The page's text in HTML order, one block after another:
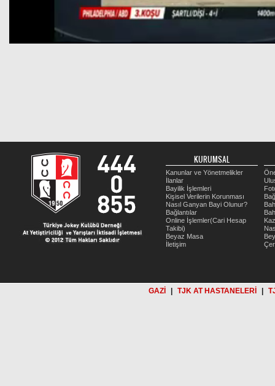
KURUMSAL
Kanunlar ve Yönetmelikler
İlanlar
Bayilik İşlemleri
Kişisel Verilerin Korunması
Nasıl Ganyan Bayi Olunur?
Bağlantılar
Online İşlemler(Cari Hesap
Takibi)
Beyaz Masa
İletişim
GAZİ TJK AT HASTANELERİ